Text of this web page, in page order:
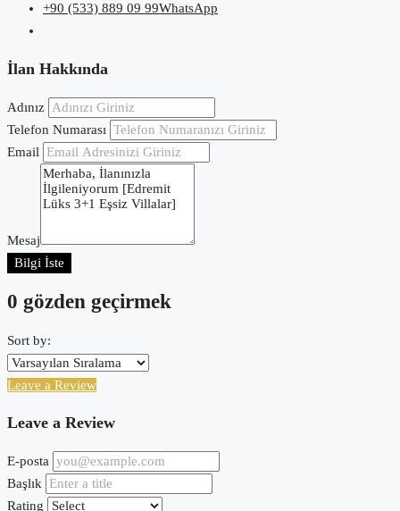
+90 (533) 889 09 99WhatsApp
İlan Hakkında
Adınız
Telefon Numarası
Email
Mesaj
Bilgi İste
0 gözden geçirmek
Sort by:
Leave a Review
Leave a Review
E-posta
Başlık
Rating